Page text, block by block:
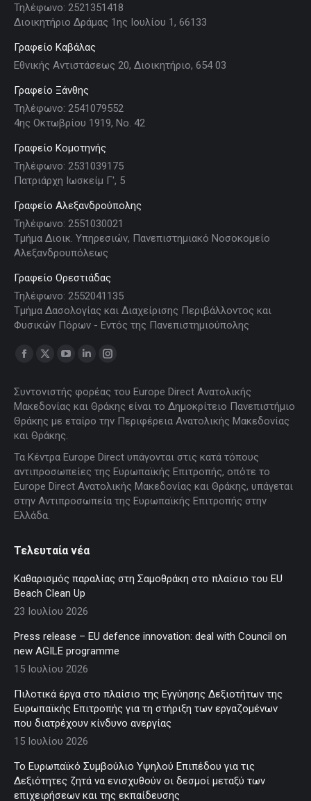
Τηλέφωνο: 2521351418
Διοικητήριο Δράμας 1ης Ιουλίου 1, 66133
Γραφείο Καβάλας
Εθνικής Αντιστάσεως 20, Διοικητήριο, 654 03
Γραφείο Ξάνθης
Τηλέφωνο: 2541079552
4ης Οκτωβρίου 1919, Νο. 42
Γραφείο Κομοτηνής
Τηλέφωνο: 2531039175
Πατριάρχη Ιωσκείμ Γ', 5
Γραφείο Αλεξανδρούπολης
Τηλέφωνο: 2551030021
Τμήμα Διοικ. Υπηρεσιών, Πανεπιστημιακό Νοσοκομείο
Αλεξανδρουπόλεως
Γραφείο Ορεστιάδας
Τηλέφωνο: 2552041135
Τμήμα Δασολογίας και Διαχείρισης Περιβάλλοντος και
Φυσικών Πόρων - Εντός της Πανεπιστημιούπολης
Find us on:
Facebook
opens
in
new
window
X
opens
new
window
YouTube
opens
in
new
window
Linkedin
opens
window
Instagram
opens
window
Συντονιστής φορέας του Europe Direct Ανατολικής
Μακεδονίας και Θράκης είναι το Δημοκρίτειο Πανεπιστήμιο
Θράκης με εταίρο την Περιφέρεια Ανατολικής Μακεδονίας
και Θράκης.
Τα Κέντρα Europe Direct υπάγονται στις κατά τόπους
αντιπροσωπείες της Ευρωπαϊκής Επιτροπής, οπότε το
Europe Direct Ανατολικής Μακεδονίας και Θράκης, υπάγεται
στην Αντιπροσωπεία της Ευρωπαϊκής Επιτροπής στην
Ελλάδα.
Τελευταία νέα
Καθαρισμός παραλίας στη Σαμοθράκη στο πλαίσιο του EU
Beach Clean Up
23 Ιουλίου 2026
Press release – EU defence innovation: deal with Council on
new AGILE programme
15 Ιουλίου 2026
Πιλοτικά έργα στο πλαίσιο της Εγγύησης Δεξιοτήτων της
Ευρωπαϊκής Επιτροπής για τη στήριξη των εργαζομένων
που διατρέχουν κίνδυνο ανεργίας
15 Ιουλίου 2026
Το Ευρωπαϊκό Συμβούλιο Υψηλού Επιπέδου για τις
Δεξιότητες ζητά να ενισχυθούν οι δεσμοί μεταξύ των
επιχειρήσεων και της εκπαίδευσης